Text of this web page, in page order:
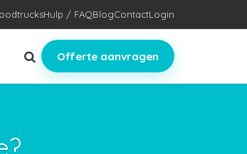
Hulp / FAQBlogContactLogin
Offerte aanvragen